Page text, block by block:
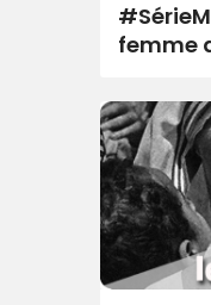
femme